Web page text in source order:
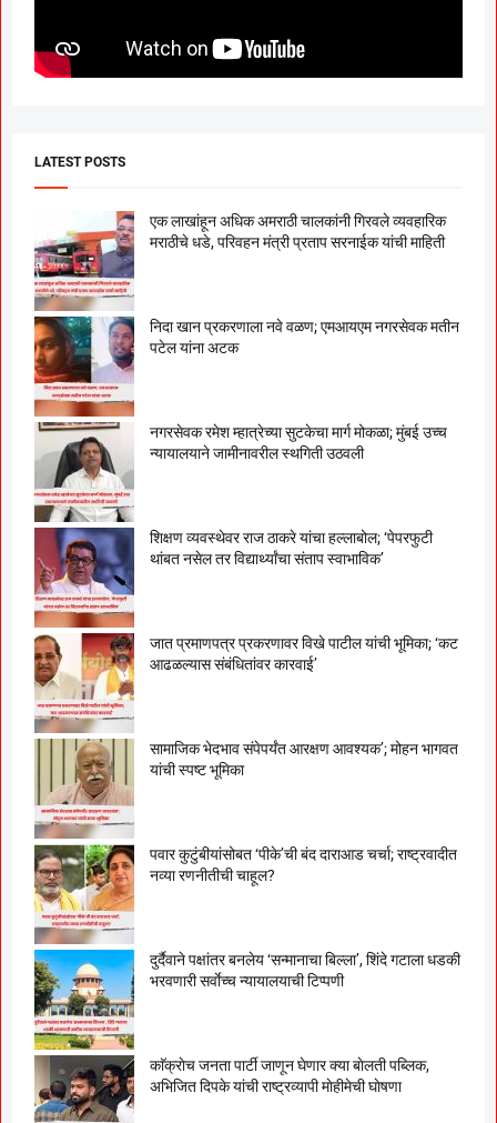
LATEST POSTS
एक लाखांहून अधिक अमराठी चालकांनी गिरवले व्यवहारिक
मराठीचे धडे, परिवहन मंत्री प्रताप सरनाईक यांची माहिती
निदा खान प्रकरणाला नवे वळण; एमआयएम नगरसेवक मतीन
पटेल यांना अटक
नगरसेवक रमेश म्हात्रेच्या सुटकेचा मार्ग मोकळा; मुंबई उच्च
न्यायालयाने जामीनावरील स्थगिती उठवली
शिक्षण व्यवस्थेवर राज ठाकरे यांचा हल्लाबोल; ‘पेपरफुटी
थांबत नसेल तर विद्यार्थ्यांचा संताप स्वाभाविक’
जात प्रमाणपत्र प्रकरणावर विखे पाटील यांची भूमिका; ‘कट
आढळल्यास संबंधितांवर कारवाई’
सामाजिक भेदभाव संपेपर्यंत आरक्षण आवश्यक’; मोहन भागवत
यांची स्पष्ट भूमिका
पवार कुटुंबीयांसोबत ‘पीके’ची बंद दाराआड चर्चा; राष्ट्रवादीत
नव्या रणनीतीची चाहूल?
दुर्दैवाने पक्षांतर बनलेय ‘सन्मानाचा बिल्ला’, शिंदे गटाला धडकी
भरवणारी सर्वाेच्च न्यायालयाची टिप्पणी
काॅक्राेच जनता पार्टी जाणून घेणार क्या बाेलती पब्लिक,
अभिजित दिपके यांची राष्ट्रव्यापी माेहीमेची घाेषणा